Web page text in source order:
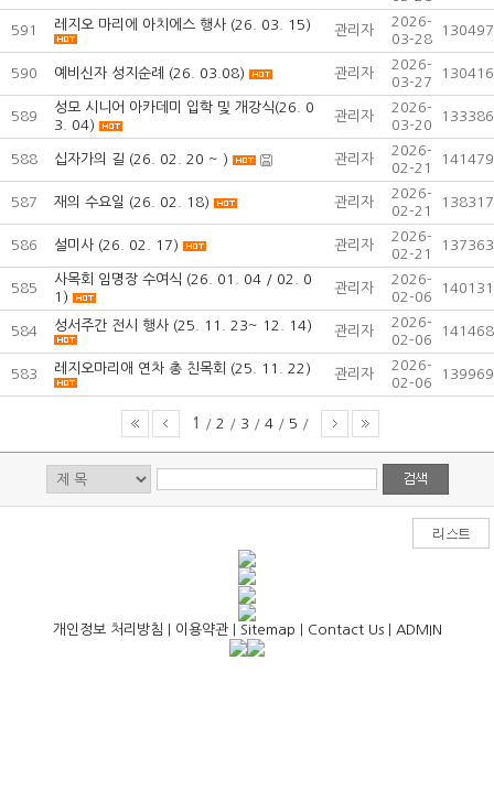
591 레지오 마리에 아치에스 행사 (26. 03. 15) 관리자
2026-
03-28
130497
590 예비신자 성지순례 (26. 03.08) 관리자
2026-
03-27
130416
589
성모 시니어 아카데미 입학 및 개강식(26. 0
3. 04)
관리자
2026-
03-20
133386
588 십자가의 길 (26. 02. 20 ~ ) 관리자
2026-
02-21
141479
587 재의 수요일 (26. 02. 18) 관리자
2026-
02-21
138317
586 설미사 (26. 02. 17) 관리자
2026-
02-21
137363
585
사목회 임명장 수여식 (26. 01. 04 / 02. 0
1)
관리자
2026-
02-06
140131
584 성서주간 전시 행사 (25. 11. 23~ 12. 14) 관리자
2026-
02-06
141468
583 레지오마리애 연차 총 친목회 (25. 11. 22) 관리자
2026-
02-06
139969
1 / 2 / 3 / 4 / 5 /
개인정보 처리방침 이용약관| Sitemap Contact Us| ADMIN